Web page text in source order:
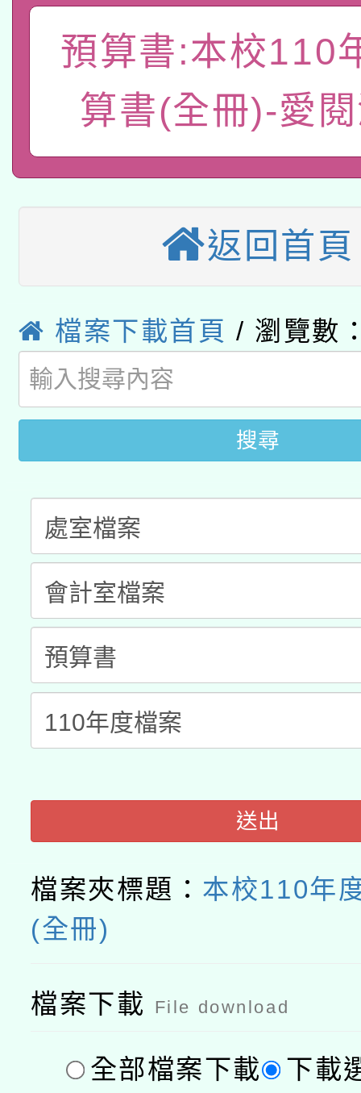
「數位內容與教學軟體
pilot」
有關大陸委員會函釋公
薪期間赴陸應申請許可
轉知經濟部水利署委託
用水績優單位及節水達
115年8月22日(星期六
桃園市孔廟祈福系列
開 智慧啟航」
2026年桃園地景藝術
適應運動共學行動站研
暨閱讀推動專業研習
科技賦能─人工智慧
礎課程
A3數位素養講師名單
「數位內容與教學軟體
pilot」
有關大陸委員會函釋公
薪期間赴陸應申請許可
轉知經濟部水利署委託
業技術研究院辦理「
用水績優單位及節水達
動」
115年8月22日(星期六
桃園市孔廟祈福系列
開 智慧啟航」
2026年桃園地景藝術
「2026桃園藝術巡演
關事宜
預算書:本校110
算書(全冊)-愛
返回首頁
檔案下載首頁 / 瀏覽數
搜尋
送出
檔案夾標題： 本校110年
(全冊)
檔案下載 File download
全部檔案下載 下載